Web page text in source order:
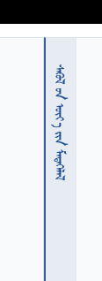
  